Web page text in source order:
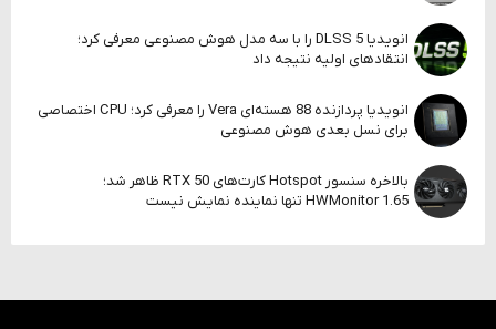
انویدیا DLSS 5 را با سه مدل هوش مصنوعی معرفی کرد؛
انتقادهای اولیه نتیجه داد
انویدیا پردازنده 88 هسته‌ای Vera را معرفی کرد؛ CPU اختصاصی
برای نسل بعدی هوش مصنوعی
بالاخره سنسور Hotspot کارت‌های RTX 50 ظاهر شد؛
HWMonitor 1.65 تنها نماینده نمایش نیست